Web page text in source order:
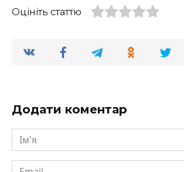
Оцініть статтю
Додати коментар
Ім'я
Email